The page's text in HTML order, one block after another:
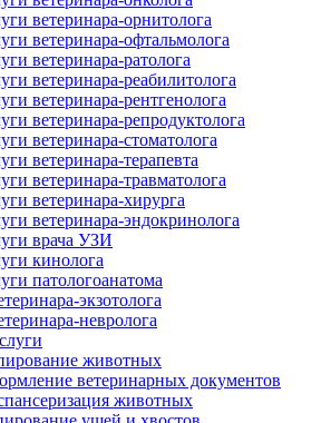
ветеринара-орнитолога
ветеринара-офтальмолога
ветеринара-ратолога
ветеринара-реабилитолога
ветеринара-рентгенолога
ветеринара-репродуктолога
ветеринара-стоматолога
ветеринара-терапевта
ветеринара-травматолога
ветеринара-хирурга
ветеринара-эндокринолога
врача УЗИ
кинолога
патологоанатома
экзотолога
невролога
животных
ветеринарных документов
животных